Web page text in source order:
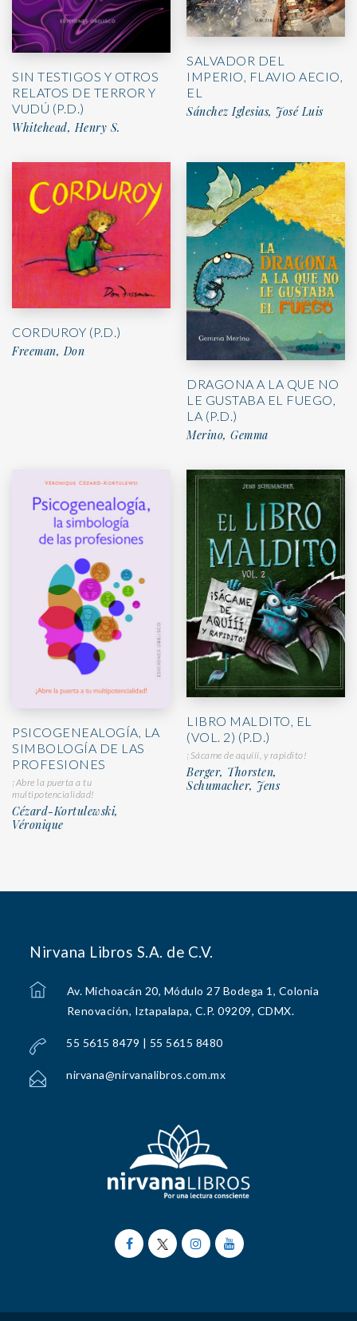
SIN TESTIGOS Y OTROS
RELATOS DE TERROR Y
VUDÚ (P.D.)
Whitehead, Henry S.
SALVADOR DEL
IMPERIO, FLAVIO AECIO,
EL
Sánchez Iglesias, José Luis
CORDUROY (P.D.)
Freeman, Don
DRAGONA A LA QUE NO
LE GUSTABA EL FUEGO,
LA (P.D.)
Merino, Gemma
PSICOGENEALOGÍA, LA
SIMBOLOGÍA DE LAS
PROFESIONES
¡Abre la puerta a tu
multipotencialidad!
Cézard-Kortulewski,
Véronique
LIBRO MALDITO, EL
(VOL. 2) (P.D.)
¡Sácame de aquííí, y rapidito!
Berger, Thorsten,
Schumacher, Jens
Nirvana Libros S.A. de C.V.
Av. Michoacán 20, Módulo 27 Bodega 1, Colonia
Renovación, Iztapalapa, C.P. 09209, CDMX.
55 5615 8479 | 55 5615 8480
nirvana@nirvanalibros.com.mx